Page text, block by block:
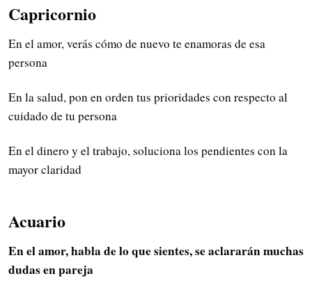
Capricornio
En el amor, verás cómo de nuevo te enamoras de esa
persona
En la salud, pon en orden tus prioridades con respecto al
cuidado de tu persona
En el dinero y el trabajo, soluciona los pendientes con la
mayor claridad
Acuario
En el amor, habla de lo que sientes, se aclararán muchas
dudas en pareja